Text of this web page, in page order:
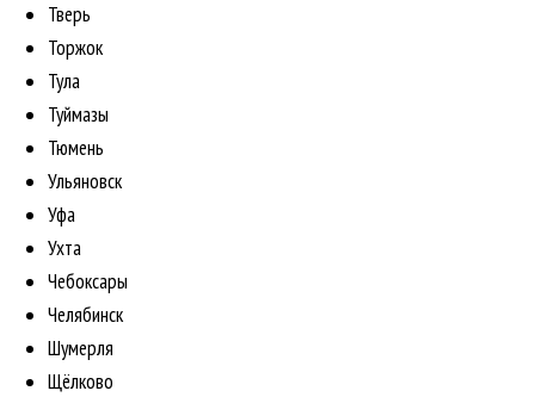
Тверь
Торжок
Тула
Туймазы
Тюмень
Ульяновск
Уфа
Ухта
Чебоксары
Челябинск
Шумерля
Щёлково